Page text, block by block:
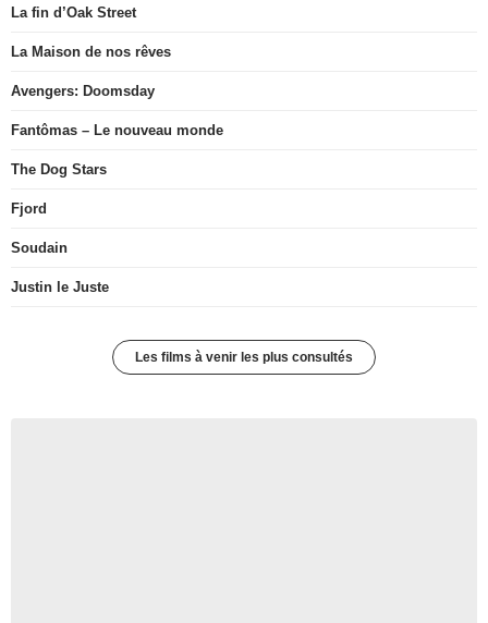
La fin d’Oak Street
La Maison de nos rêves
Avengers: Doomsday
Fantômas – Le nouveau monde
The Dog Stars
Fjord
Soudain
Justin le Juste
Les films à venir les plus consultés